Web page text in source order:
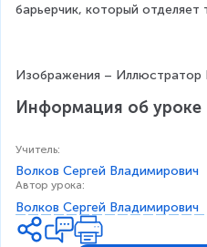
барьерчик, который
Изображения – Иллюстратор
Информация об уроке
Учитель:
Волков Сергей Владимирович
Автор урока:
Волков Сергей Владимирович